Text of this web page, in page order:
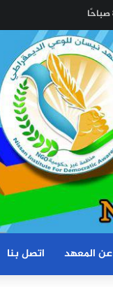
عن المعهد اتصل بنا